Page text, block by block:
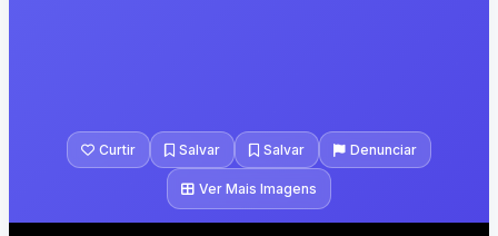
Curtir Salvar Salvar Denunciar
Ver Mais Imagens